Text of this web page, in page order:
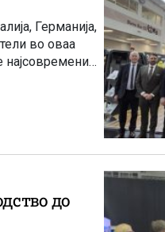
Германија,
во оваа
најсовремени
до